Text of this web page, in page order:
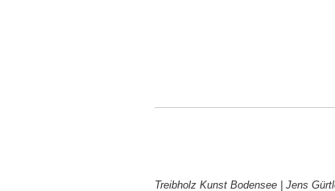
Treibholz Kunst Bodensee | Jens